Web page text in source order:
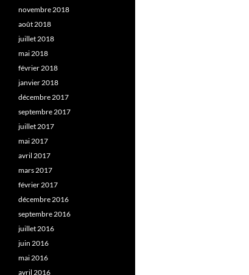
novembre 2018
août 2018
juillet 2018
mai 2018
février 2018
janvier 2018
décembre 2017
septembre 2017
juillet 2017
mai 2017
avril 2017
mars 2017
février 2017
décembre 2016
septembre 2016
juillet 2016
juin 2016
mai 2016
avril 2016